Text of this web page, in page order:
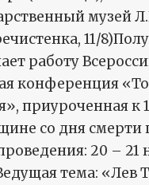
музей
11/
работу
конференция
приуроченная к
со дня смерти
20 – 21
тема: «Лев